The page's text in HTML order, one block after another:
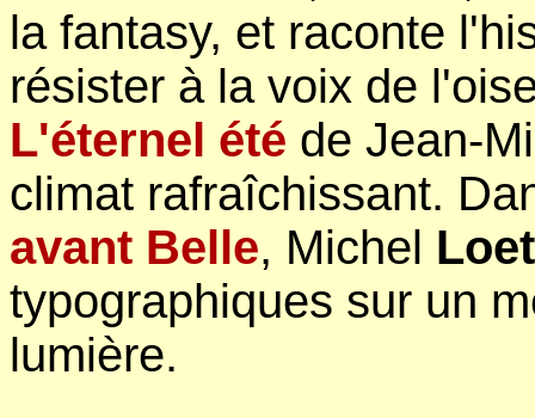
la fantasy, et raconte
résister à la voix de
L'éternel été de Jean-
climat rafraîchissant.
avant Belle, Michel
typographiques sur un
lumière.